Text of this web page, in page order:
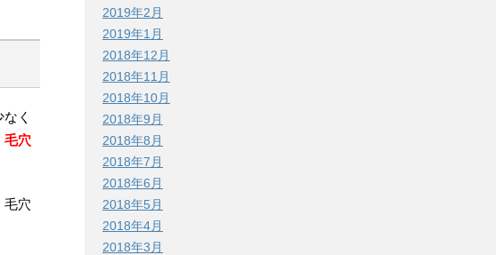
く
毛穴
毛穴
2019年2月
2019年1月
2018年12月
2018年11月
2018年10月
2018年9月
2018年8月
2018年7月
2018年6月
2018年5月
2018年4月
2018年3月